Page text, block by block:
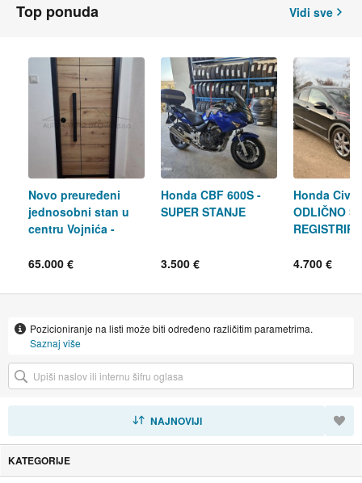
Top ponuda Vidi sve
Novo preuređeni
jednosobni stan u
centru Vojnića -
65.000 €
Honda CBF 600S -
SUPER STANJE
3.500 €
Honda
ODLIČNO
4.700 €
Pozicioniranje na listi može biti određeno različitim parametrima.
Saznaj više
NAJNOVIJI
KATEGORIJE